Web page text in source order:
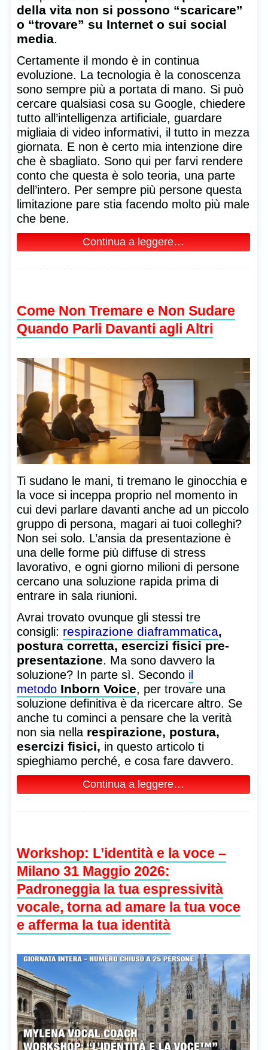
della vita non si possono “scaricare”
o “trovare” su Internet o sui social
media.
Certamente il mondo è in continua
evoluzione. La tecnologia è la conoscenza
sono sempre più a portata di mano. Si può
cercare qualsiasi cosa su Google, chiedere
tutto all’intelligenza artificiale, guardare
migliaia di video informativi, il tutto in mezza
giornata. E non è certo mia intenzione dire
che è sbagliato. Sono qui per farvi rendere
conto che questa è solo teoria, una parte
dell’intero. Per sempre più persone questa
limitazione pare stia facendo molto più male
che bene.
Continua a leggere…
Come Non Tremare e Non Sudare
Quando Parli Davanti agli Altri
Ti sudano le mani, ti tremano le ginocchia e
la voce si inceppa proprio nel momento in
cui devi parlare davanti anche ad un piccolo
gruppo di persona, magari ai tuoi colleghi?
Non sei solo. L’ansia da presentazione è
una delle forme più diffuse di stress
lavorativo, e ogni giorno milioni di persone
cercano una soluzione rapida prima di
entrare in sala riunioni.
Avrai trovato ovunque gli stessi tre
consigli: respirazione diaframmatica,
postura corretta, esercizi fisici pre-
presentazione. Ma sono davvero la
soluzione? In parte sì. Secondo il
metodo Inborn Voice, per trovare una
soluzione definitiva è da ricercare altro. Se
anche tu cominci a pensare che la verità
non sia nella respirazione, postura,
esercizi fisici, in questo articolo ti
spieghiamo perché, e cosa fare davvero.
Continua a leggere…
Workshop: L’identità e la voce –
Milano 31 Maggio 2026:
Padroneggia la tua espressività
vocale, torna ad amare la tua voce
e afferma la tua identità